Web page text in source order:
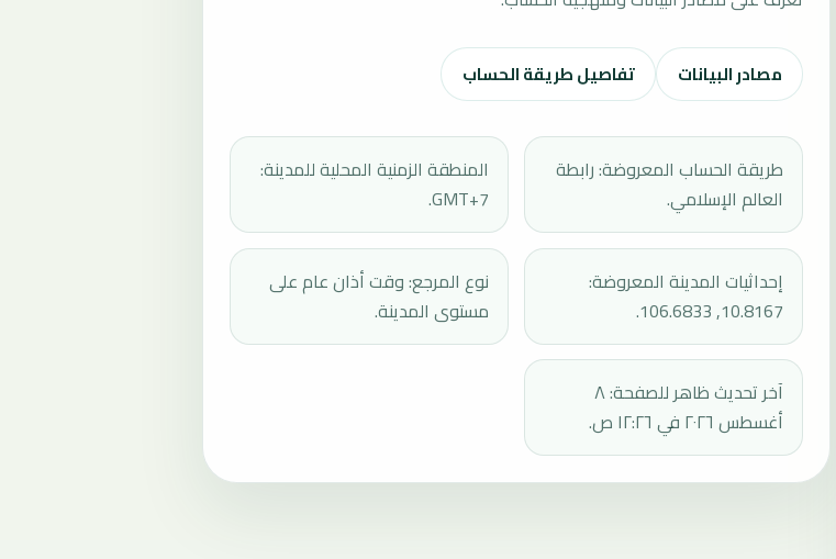
مصادر البيانات تفاصيل طريقة الحساب
طريقة الحساب المعروضة: رابطة
العالم الإسلامي.
المنطقة الزمنية المحلية للمدينة:
GMT+7.
إحداثيات المدينة المعروضة:
10.8167, 106.6833.
نوع المرجع: وقت أذان عام على
مستوى المدينة.
آخر تحديث ظاهر للصفحة: ٨
أغسطس ٢٠٢٦ في ١٢:٢٦ ص.